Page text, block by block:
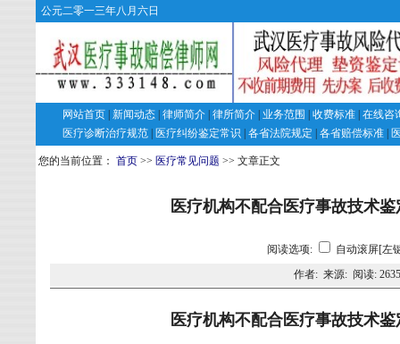
公元二零一三年八月六日
网站首页 新闻动态 律师简介 律所简介 业务范围 收费标准 在线咨
医疗诊断治疗规范
医疗纠纷鉴定常识 各省法院规定 各省赔偿标准
您的当前位置： 首页 >> 医疗常见问题 >> 文章正文
医疗机构不配合医疗事故技术
阅读选项:
自动滚屏[左
作者: 来源: 阅读: 2635
医疗机构不配合医疗事故技术